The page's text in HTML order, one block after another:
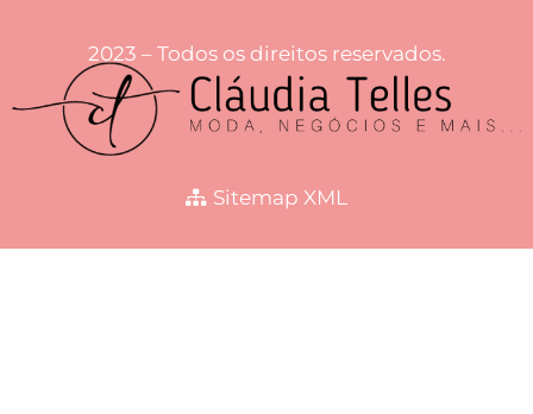
2023 – Todos os direitos reservados.
Sitemap XML